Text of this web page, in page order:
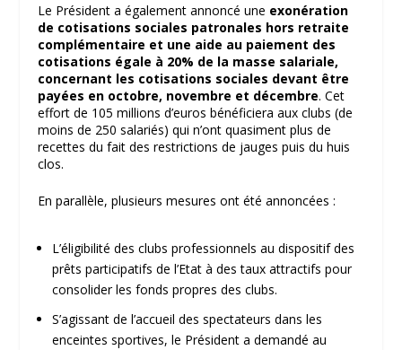
Le Président a également annoncé une exonération
de cotisations sociales patronales hors retraite
complémentaire et une aide au paiement des
cotisations égale à 20% de la masse salariale,
concernant les cotisations sociales devant être
payées en octobre, novembre et décembre. Cet
effort de 105 millions d’euros bénéficiera aux clubs (de
moins de 250 salariés) qui n’ont quasiment plus de
recettes du fait des restrictions de jauges puis du huis
clos.
En parallèle, plusieurs mesures ont été annoncées :
L’éligibilité des clubs professionnels au dispositif des
prêts participatifs de l’Etat à des taux attractifs pour
consolider les fonds propres des clubs.
S’agissant de l’accueil des spectateurs dans les
enceintes sportives, le Président a demandé au